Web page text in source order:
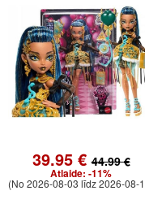
39.95 €44.99 €
Atlaide: -11%
(No 2026-08-03 līdz 2026-08-